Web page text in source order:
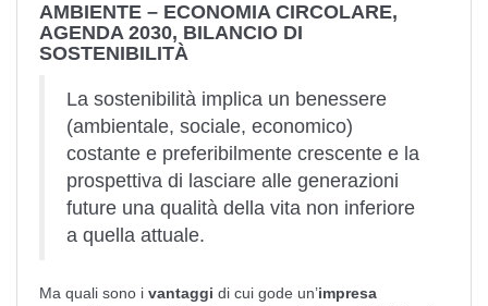
AMBIENTE – ECONOMIA CIRCOLARE,
AGENDA 2030, BILANCIO DI
SOSTENIBILITÀ
La sostenibilità implica un benessere
(ambientale, sociale, economico)
costante e preferibilmente crescente e la
prospettiva di lasciare alle generazioni
future una qualità della vita non inferiore
a quella attuale.
Ma quali sono i vantaggi di cui gode un’impresa